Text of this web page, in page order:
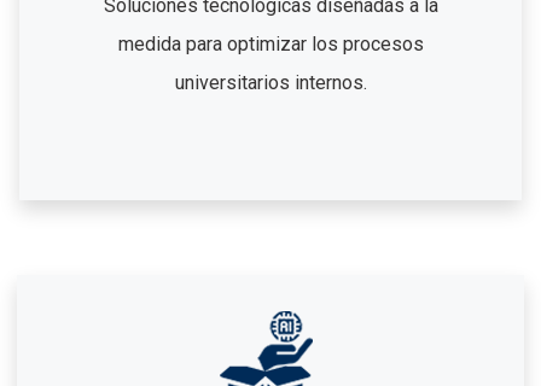
Soluciones tecnológicas diseñadas a la
medida para optimizar los procesos
universitarios internos.